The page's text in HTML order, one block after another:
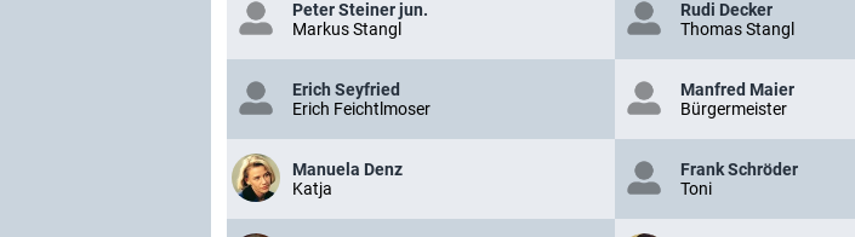
Peter Steiner jun.
Markus Stangl
Rudi Decker
Thomas Stangl
Erich Seyfried
Erich Feichtlmoser
Manfred Maier
Bürgermeister
Manuela Denz
Katja
Frank Schröder
Toni